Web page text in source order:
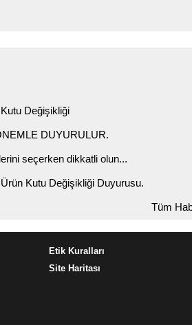
Değişikliği
DUYURULUR.
seçerken dikkatli olun...
Kutu Değişikliği Duyurusu.
Tüm
Etik Kuralları
Site Haritası